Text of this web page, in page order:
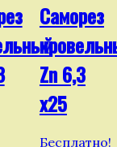
Саморез
Zn 6,3
х25
Бесплатно!